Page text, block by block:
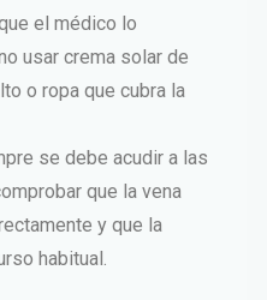
el médico lo
usar crema solar de
o ropa que cubra la
se debe acudir a las
que la vena
y que la
habitual.